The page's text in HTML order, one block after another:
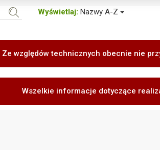
Wyświetlaj: Nazwy A-Z
Ze względów technicznych obecnie nie
Wszelkie informacje dotyczące